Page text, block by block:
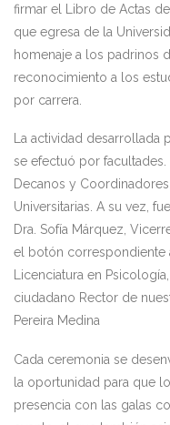
firmar el Libro de Actas
que egresa de la
homenaje a los padrinos
reconocimiento a los
por carrera.
La actividad desarrollada
se efectuó por
Decanos y
Universitarias. A su vez,
Dra. Sofía Márquez,
el botón correspondiente
Licenciatura en
ciudadano Rector de
Pereira Medina
Cada ceremonia se
la oportunidad para que
presencia con las galas